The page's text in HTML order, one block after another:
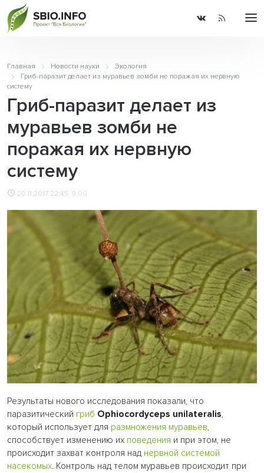
Главная Новости науки
Экология
Гриб-паразит делает из муравьев зомби не поражая их нервную
систему
Гриб-паразит делает из
муравьев зомби не
поражая их нервную
систему
20.11.2017 22:45 9.00
Результаты нового исследования показали, что
паразитический гриб Ophiocordyceps unilateralis,
который использует для размножения муравьев,
способствует изменению их поведения и при этом, не
происходит захват контроля над нервной системой
насекомых. Контроль над телом муравьев происходит при